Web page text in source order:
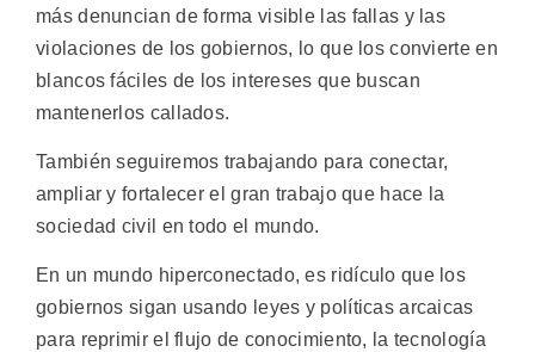
más denuncian de forma visible las fallas y las
violaciones de los gobiernos, lo que los convierte en
blancos fáciles de los intereses que buscan
mantenerlos callados.
También seguiremos trabajando para conectar,
ampliar y fortalecer el gran trabajo que hace la
sociedad civil en todo el mundo.
En un mundo hiperconectado, es ridículo que los
gobiernos sigan usando leyes y políticas arcaicas
para reprimir el flujo de conocimiento, la tecnología